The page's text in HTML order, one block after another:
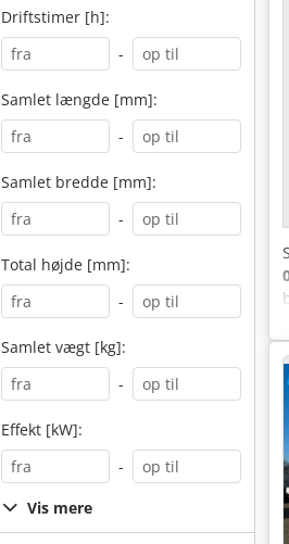
Driftstimer [h]:
-
Samlet længde [mm]:
-
Samlet bredde [mm]:
-
Total højde [mm]:
-
Samlet vægt [kg]:
-
Effekt [kW]:
-
Vis mere